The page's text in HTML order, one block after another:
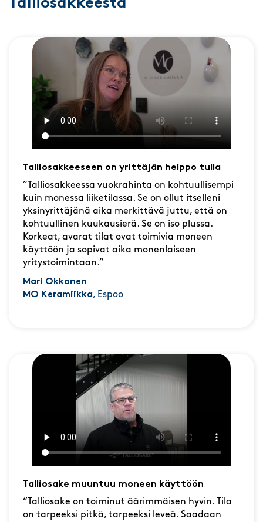
Talliosakkeesta
Talliosakkeeseen on yrittäjän helppo tulla
”Talliosakkeessa vuokrahinta on kohtuullisempi
kuin monessa liiketilassa. Se on ollut itselleni
yksinyrittäjänä aika merkittävä juttu, että on
kohtuullinen kuukausierä. Se on iso plussa.
Korkeat, avarat tilat ovat toimivia moneen
käyttöön ja sopivat aika monenlaiseen
yritystoimintaan.”
Mari Okkonen
MO Keramiikka, Espoo
Talliosake muuntuu moneen käyttöön
“Talliosake on toiminut äärimmäisen hyvin. Tila
on tarpeeksi pitkä, tarpeeksi leveä. Saadaan